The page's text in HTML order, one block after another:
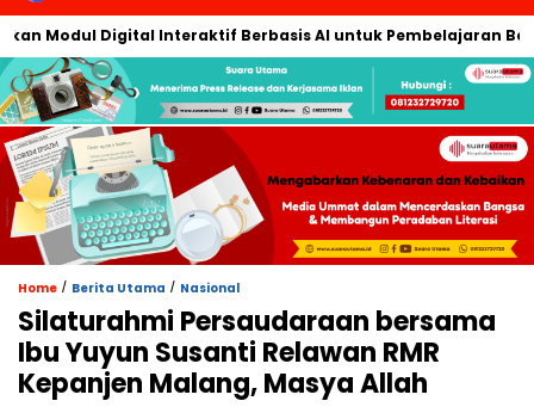
Interaktif Berbasis AI untuk Pembelajaran Berbicara
Home / Berita Utama / Nasional
Silaturahmi Persaudaraan bersama
Ibu Yuyun Susanti Relawan RMR
Kepanjen Malang, Masya Allah